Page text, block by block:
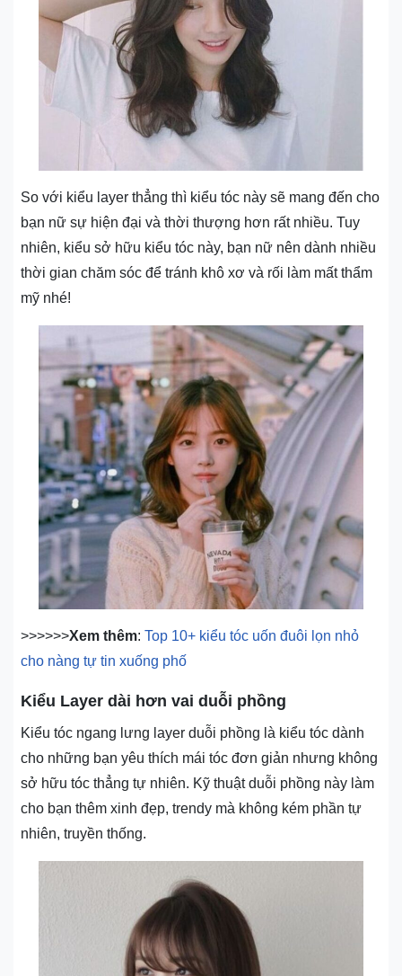
So với kiểu layer thẳng thì kiểu tóc này sẽ mang đến cho
bạn nữ sự hiện đại và thời thượng hơn rất nhiều. Tuy
nhiên, kiểu sở hữu kiểu tóc này, bạn nữ nên dành nhiều
thời gian chăm sóc để tránh khô xơ và rối làm mất thẩm
mỹ nhé!
>>>>>>Xem thêm: Top 10+ kiểu tóc uốn đuôi lọn nhỏ
cho nàng tự tin xuống phố
Kiểu Layer dài hơn vai duỗi phồng
Kiểu tóc ngang lưng layer duỗi phồng là kiểu tóc dành
cho những bạn yêu thích mái tóc đơn giản nhưng không
sở hữu tóc thẳng tự nhiên. Kỹ thuật duỗi phồng này làm
cho bạn thêm xinh đẹp, trendy mà không kém phần tự
nhiên, truyền thống.